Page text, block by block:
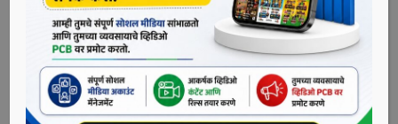
workers protested against the collection of tax at toll plazas in the state.
सांगली, दि. ९ (पीसीबी) – मनसे अध्यक्ष राज ठाकरेंच्या विरोधात
सांगलीमधील शिराळा कोर्टाने अजामीनपात्र वॉरंट काढलं आहे. राज
ठाकरेंना ११ जुलैला कोर्टात हजर राहण्याचे आदेश दिले आहेत. वारंवार